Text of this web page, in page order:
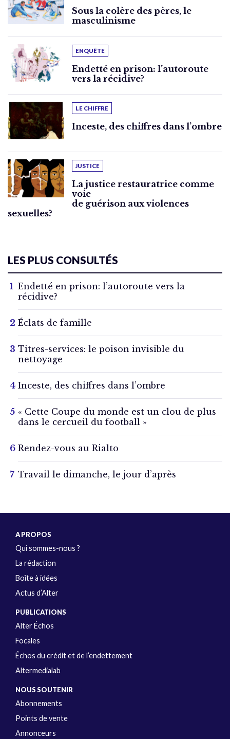
Sous la colère des pères, le
masculinisme
ENQUÊTE
Endetté en prison: l’autoroute
vers la récidive?
LE CHIFFRE
Inceste, des chiffres dans l’ombre
JUSTICE
La justice restauratrice comme
voie
de guérison aux violences
sexuelles?
LES PLUS CONSULTÉS
Endetté en prison: l’autoroute vers la
récidive?
Éclats de famille
Titres-services: le poison invisible du
nettoyage
Inceste, des chiffres dans l’ombre
« Cette Coupe du monde est un clou de plus
dans le cercueil du football »
Rendez-vous au Rialto
Travail le dimanche, le jour d’après
A PROPOS
Qui sommes-nous ?
La rédaction
Boîte à idées
Actus d’Alter
PUBLICATIONS
Alter Échos
Focales
Échos du crédit et de l’endettement
Altermedialab
NOUS SOUTENIR
Abonnements
Points de vente
Annonceurs